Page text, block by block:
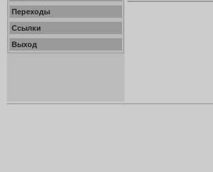
Переходы
Ссылки
Выход